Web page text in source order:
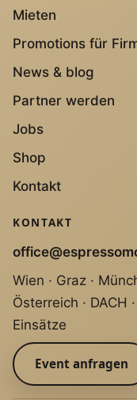
Mieten
Promotions für
News & blog
Partner werden
Jobs
Shop
Kontakt
KONTAKT
Wien · Graz ·
Österreich · DACH
Einsätze
Event anfragen